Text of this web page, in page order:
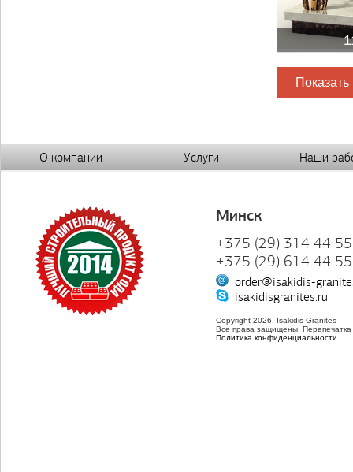
Показать
О компании Услуги Наши
Минск
+375 (29) 314 44 55
+375 (29) 614 44 55
order@isakidis-
isakidisgranites.ru
Copyright 2026. Isakidis Granites
Все права защищены.
Политика конфиденциальности